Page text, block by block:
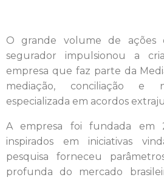
O grande volume de ações
segurador impulsionou a
empresa que faz parte da
mediação, conciliação e
especializada em acordos
A empresa foi fundada em
inspirados em iniciativas
pesquisa forneceu
profunda do mercado